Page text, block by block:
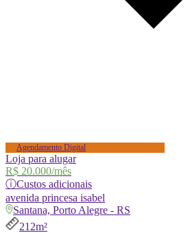
Agendamento Digital
Loja para alugar
R$ 20.000/mês
ⓘCustos adicionais
avenida princesa isabel
Santana, Porto Alegre - RS
212m²